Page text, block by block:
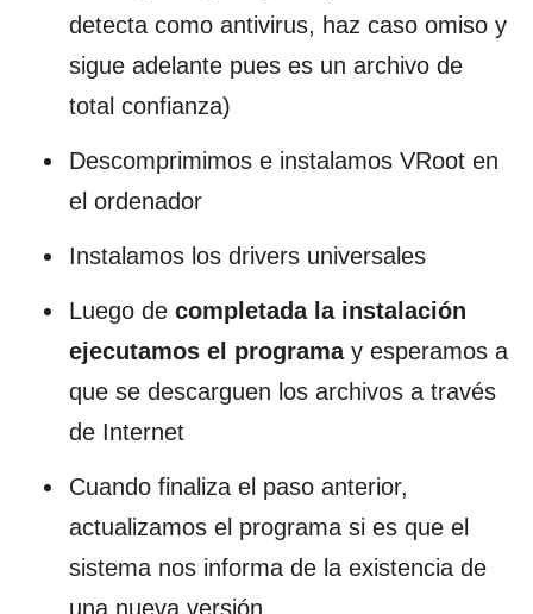
detecta como antivirus, haz caso omiso y
sigue adelante pues es un archivo de
total confianza)
Descomprimimos e instalamos VRoot en
el ordenador
Instalamos los drivers universales
Luego de completada la instalación
ejecutamos el programay esperamos a
que se descarguen los archivos a través
de Internet
Cuando finaliza el paso anterior,
actualizamos el programa si es que el
sistema nos informa de la existencia de
una nueva versión